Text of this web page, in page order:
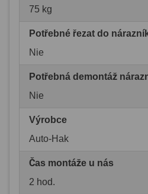
75 kg
Potřebné řezat do
Nie
Potřebná demontáž
Nie
Výrobce
Auto-Hak
Čas montáže u nás
2 hod.